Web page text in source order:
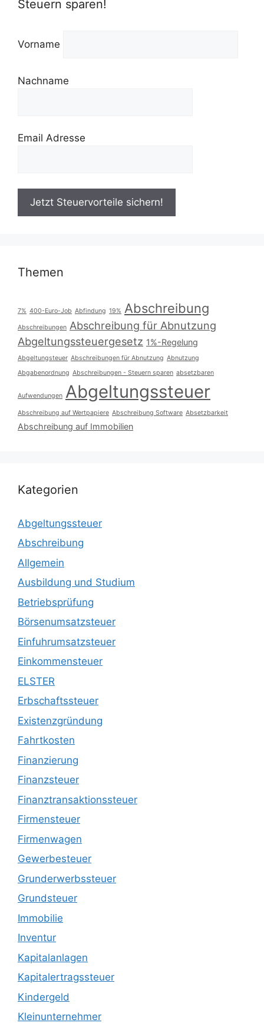
Steuern sparen!
Vorname
Nachname
Email Adresse
Themen
7% 400-Euro-Job Abfindung 19% Abschreibung
Abschreibungen Abschreibung für Abnutzung
Abgeltungssteuergesetz 1%-Regelung
Abgeltungsteuer Abschreibungen für Abnutzung Abnutzung
Abgabenordnung Abschreibungen - Steuern sparen absetzbaren
Aufwendungen Abgeltungssteuer
Abschreibung auf Wertpapiere Abschreibung Software Absetzbarkeit
Abschreibung auf Immobilien
Kategorien
Abgeltungssteuer
Abschreibung
Allgemein
Ausbildung und Studium
Betriebsprüfung
Börsenumsatzsteuer
Einfuhrumsatzsteuer
Einkommensteuer
ELSTER
Erbschaftssteuer
Existenzgründung
Fahrtkosten
Finanzierung
Finanzsteuer
Finanztransaktionssteuer
Firmensteuer
Firmenwagen
Gewerbesteuer
Grunderwerbssteuer
Grundsteuer
Immobilie
Inventur
Kapitalanlagen
Kapitalertragssteuer
Kindergeld
Kleinunternehmer